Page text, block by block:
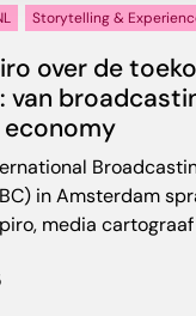
Storytelling &
over de
van
in Amsterdam
media cartograaf